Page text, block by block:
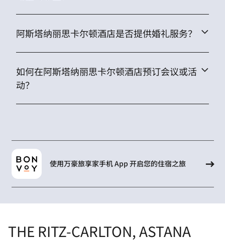
阿斯塔纳丽思卡尔顿酒店是否提供婚礼服务？
如何在阿斯塔纳丽思卡尔顿酒店预订会议或活
动？
使用万豪旅享家手机 App 开启您的住宿之旅
THE RITZ-CARLTON, ASTANA